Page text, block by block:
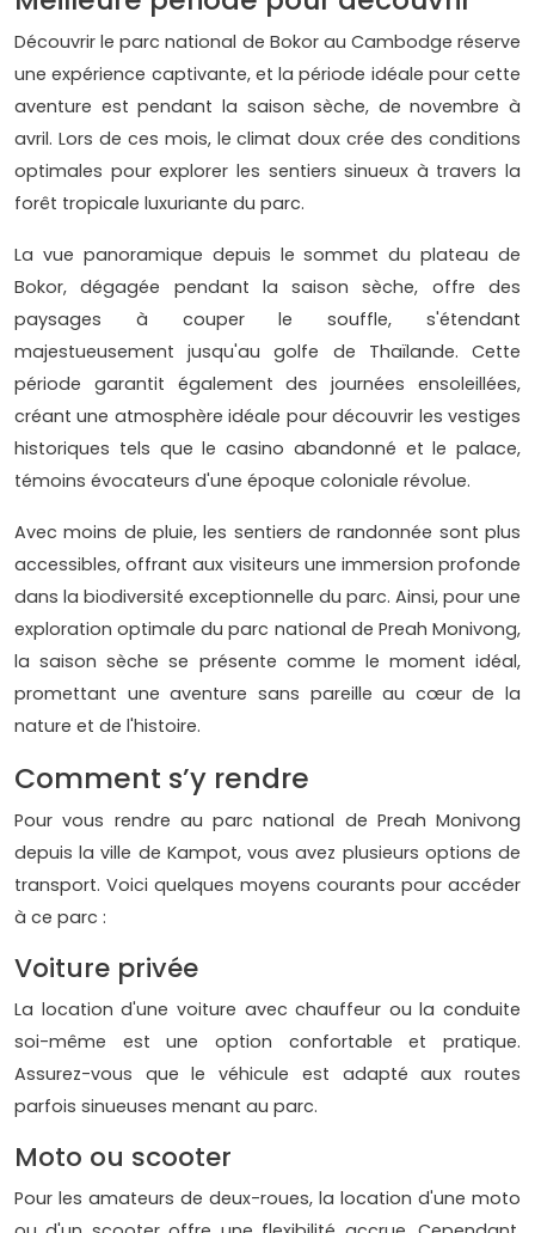
Découvrir le parc national de Bokor au Cambodge réserve
une expérience captivante, et la période idéale pour cette
aventure est pendant la saison sèche, de novembre à
avril. Lors de ces mois, le climat doux crée des conditions
optimales pour explorer les sentiers sinueux à travers la
forêt tropicale luxuriante du parc.
La vue panoramique depuis le sommet du plateau de
Bokor, dégagée pendant la saison sèche, offre des
paysages à couper le souffle, s'étendant
majestueusement jusqu'au golfe de Thaïlande. Cette
période garantit également des journées ensoleillées,
créant une atmosphère idéale pour découvrir les vestiges
historiques tels que le casino abandonné et le palace,
témoins évocateurs d'une époque coloniale révolue.
Avec moins de pluie, les sentiers de randonnée sont plus
accessibles, offrant aux visiteurs une immersion profonde
dans la biodiversité exceptionnelle du parc. Ainsi, pour une
exploration optimale du parc national de Preah Monivong,
la saison sèche se présente comme le moment idéal,
promettant une aventure sans pareille au cœur de la
nature et de l'histoire.
Comment s’y rendre
Pour vous rendre au parc national de Preah Monivong
depuis la ville de Kampot, vous avez plusieurs options de
transport. Voici quelques moyens courants pour accéder
à ce parc :
Voiture privée
La location d'une voiture avec chauffeur ou la conduite
soi-même est une option confortable et pratique.
Assurez-vous que le véhicule est adapté aux routes
parfois sinueuses menant au parc.
Moto ou scooter
Pour les amateurs de deux-roues, la location d'une moto